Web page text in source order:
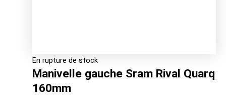
En rupture de stock
Manivelle gauche Sram Rival Quarq
160mm